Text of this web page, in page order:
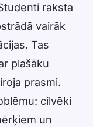
raksta
vairāk
Tas
plašāku
prasmi.
cilvēki
un